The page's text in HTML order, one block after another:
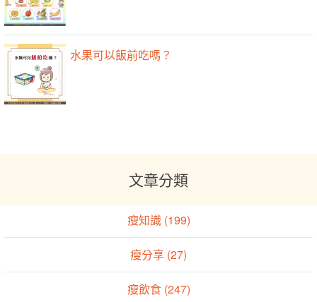
水果可以飯前吃嗎？
文章分類
瘦知識 (199)
瘦分享 (27)
瘦飲食 (247)